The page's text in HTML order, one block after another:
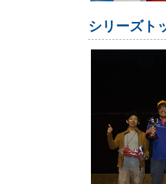
シリーズト